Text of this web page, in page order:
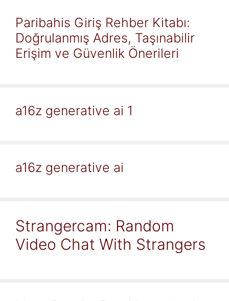
Paribahis Giriş Rehber Kitabı:
Doğrulanmış Adres, Taşınabilir
Erişim ve Güvenlik Önerileri
a16z generative ai 1
a16z generative ai
Strangercam: Random
Video Chat With Strangers